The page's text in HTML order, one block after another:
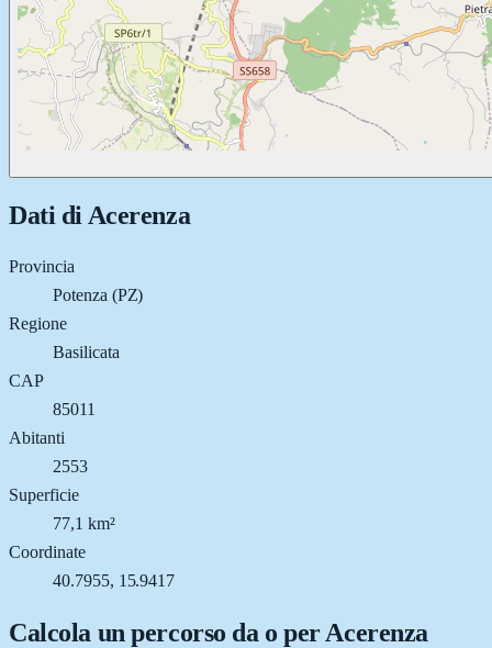
Dati di Acerenza
Provincia
Potenza (PZ)
Regione
Basilicata
CAP
85011
Abitanti
2553
Superficie
77,1 km²
Coordinate
40.7955, 15.9417
Calcola un percorso da o perAcerenza